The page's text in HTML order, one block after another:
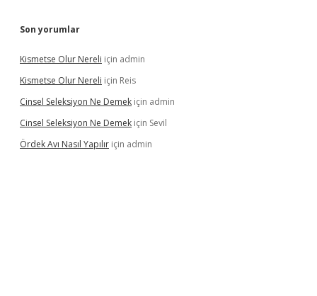
Son yorumlar
Kismetse Olur Nereli için admin
Kismetse Olur Nereli için Reis
Cinsel Seleksiyon Ne Demek için admin
Cinsel Seleksiyon Ne Demek için Sevil
Ördek Avı Nasıl Yapılır için admin